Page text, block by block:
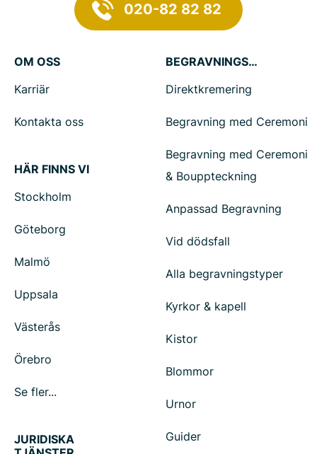
020-82 82 82
OM OSS
Karriär
Kontakta oss
HÄR FINNS VI
Stockholm
Göteborg
Malmö
Uppsala
Västerås
Örebro
Se fler...
BEGRAVNINGSTJÄNSTER
Direktkremering
Begravning med Ceremoni
Begravning med Ceremoni
& Bouppteckning
Anpassad Begravning
Vid dödsfall
Alla begravningstyper
Kyrkor & kapell
Kistor
Blommor
Urnor
Guider
JURIDISKA